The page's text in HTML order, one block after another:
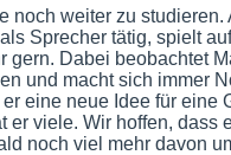
noch weiter zu studieren.
Sprecher tätig, spielt
gern. Dabei beobachtet
und macht sich immer
eine neue Idee für eine
er viele. Wir hoffen, dass
noch viel mehr davon